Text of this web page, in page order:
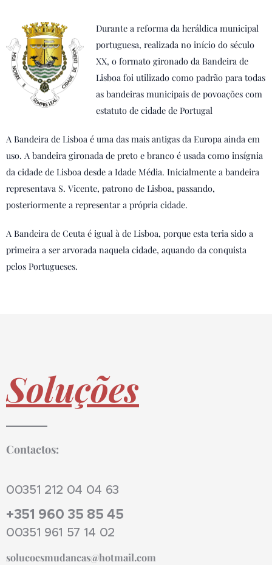
Durante a reforma da heráldica municipal
portuguesa, realizada no início do século
XX, o formato gironado da Bandeira de
Lisboa foi utilizado como padrão para todas
as bandeiras municipais de povoações com
estatuto de cidade de Portugal
A Bandeira de Lisboa é uma das mais antigas da Europa ainda em
uso. A bandeira gironada de preto e branco é usada como insígnia
da cidade de Lisboa desde a Idade Média. Inicialmente a bandeira
representava S. Vicente, patrono de Lisboa, passando,
posteriormente a representar a própria cidade.
A Bandeira de Ceuta é igual à de Lisboa, porque esta teria sido a
primeira a ser arvorada naquela cidade, aquando da conquista
pelos Portugueses.
Soluções
Contactos:
00351 212 04 04 63
+351 960 35 85 45
00351 961 57 14 02
solucoesmudancas@hotmail.com